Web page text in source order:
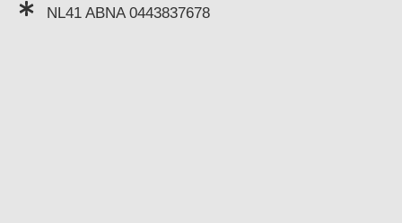
NL41 ABNA 0443837678